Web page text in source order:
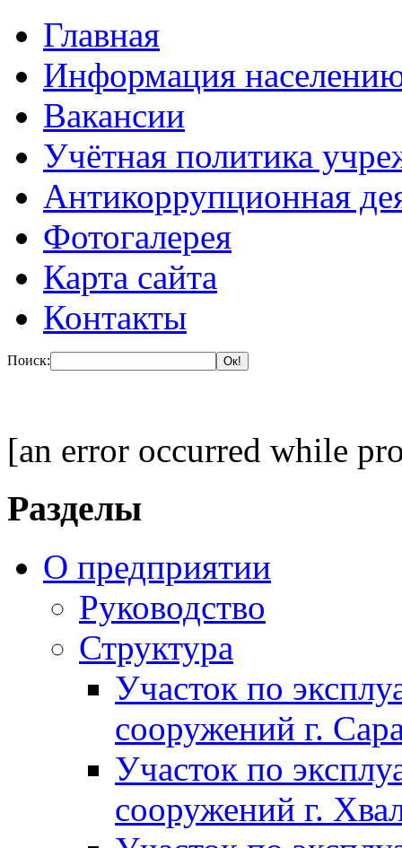
Главная
Информация
Вакансии
Учётная политика
Антикоррупционная
Фотогалерея
Карта сайта
Контакты
Поиск:
[an error occurred while
Разделы
О предприятии
Руководство
Структура
Участок по
сооружений г.
Участок по
сооружений г.